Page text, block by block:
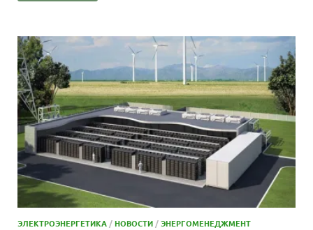
ЭЛЕКТРОЭНЕРГЕТИКА/НОВОСТИ/ЭНЕРГОМЕНЕДЖМЕНТ